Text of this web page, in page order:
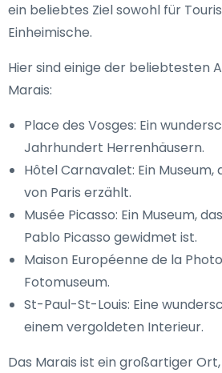
ein beliebtes Ziel sowohl für
Einheimische.
Hier sind einige der beliebtesten
Marais:
Place des Vosges: Ein
Jahrhundert Herrenhäusern.
Hôtel Carnavalet: Ein Museum,
von Paris erzählt.
Musée Picasso: Ein Museum,
Pablo Picasso gewidmet ist.
Maison Européenne de la
Fotomuseum.
St-Paul-St-Louis: Eine
einem vergoldeten Interieur.
Das Marais ist ein großartiger